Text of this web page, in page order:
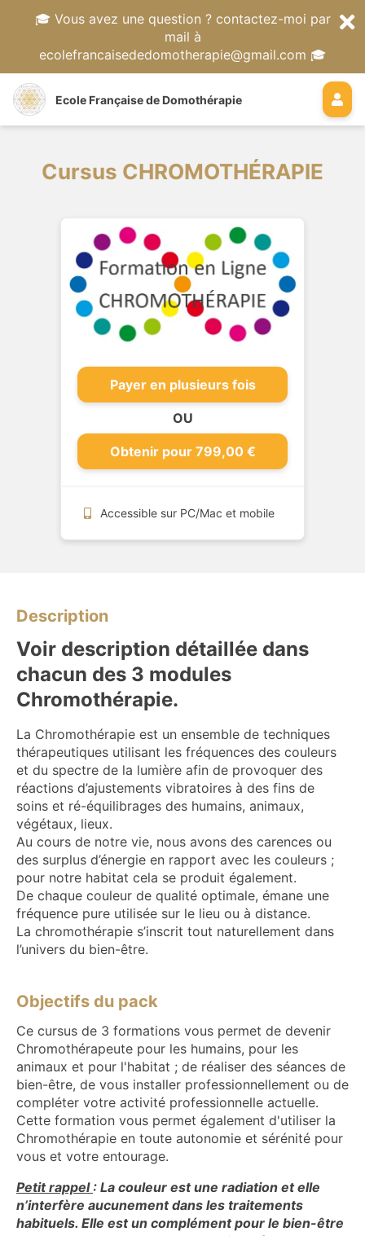
🎓 Vous avez une question ? contactez-moi par
mail à
ecolefrancaisededomotherapie@gmail.com 🎓
Ecole Française de Domothérapie
Cursus CHROMOTHÉRAPIE
Payer en plusieurs fois
OU
Obtenir pour 799,00 €
Accessible sur PC/Mac et mobile
Description
Voir description détaillée dans
chacun des 3 modules
Chromothérapie.
La Chromothérapie est un ensemble de techniques
thérapeutiques utilisant les fréquences des couleurs
et du spectre de la lumière afin de provoquer des
réactions d’ajustements vibratoires à des fins de
soins et ré-équilibrages des humains, animaux,
végétaux, lieux.
Au cours de notre vie, nous avons des carences ou
des surplus d’énergie en rapport avec les couleurs ;
pour notre habitat cela se produit également.
De chaque couleur de qualité optimale, émane une
fréquence pure utilisée sur le lieu ou à distance.
La chromothérapie s’inscrit tout naturellement dans
l’univers du bien-être.
Objectifs du pack
Ce cursus de 3 formations vous permet de devenir
Chromothérapeute pour les humains, pour les
animaux et pour l'habitat ; de réaliser des séances de
bien-être, de vous installer professionnellement ou de
compléter votre activité professionnelle actuelle.
Cette formation vous permet également d'utiliser la
Chromothérapie en toute autonomie et sérénité pour
vous et votre entourage.
Petit rappel: La couleur est une radiation et elle
n’interfère aucunement dans les traitements
habituels. Elle est un complément pour le bien-être